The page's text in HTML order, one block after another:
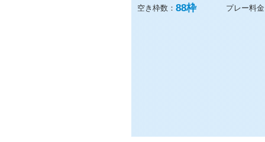
空き枠数： 88枠 プレー料